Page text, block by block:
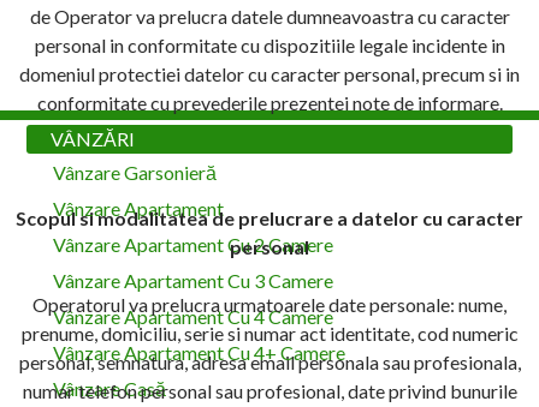
de Operator va prelucra datele dumneavoastra cu caracter
personal in conformitate cu dispozitiile legale incidente in
domeniul protectiei datelor cu caracter personal, precum si in
conformitate cu prevederile prezentei note de informare.
Scopul si modalitatea de prelucrare a datelor cu caracter
personal
Operatorul va prelucra urmatoarele date personale: nume,
prenume, domiciliu, serie si numar act identitate, cod numeric
personal, semnatura, adresa email personala sau profesionala,
numar telefon personal sau profesional, date privind bunurile
VÂNZĂRI
Vânzare Garsonieră
Vânzare Apartament
Vânzare Apartament Cu 2 Camere
Vânzare Apartament Cu 3 Camere
Vânzare Apartament Cu 4 Camere
Vânzare Apartament Cu 4+ Camere
Vânzare Casă